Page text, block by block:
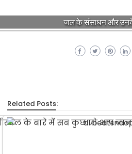
जल के संसाधन और
Related Posts: